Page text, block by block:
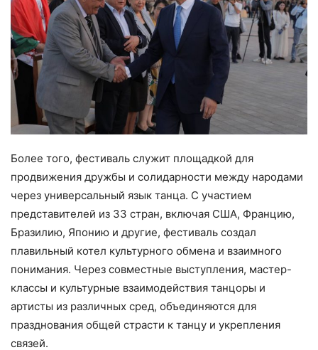
Более того, фестиваль служит площадкой для
продвижения дружбы и солидарности между народами
через универсальный язык танца. С участием
представителей из 33 стран, включая США, Францию,
Бразилию, Японию и другие, фестиваль создал
плавильный котел культурного обмена и взаимного
понимания. Через совместные выступления, мастер-
классы и культурные взаимодействия танцоры и
артисты из различных сред, объединяются для
празднования общей страсти к танцу и укрепления
связей.